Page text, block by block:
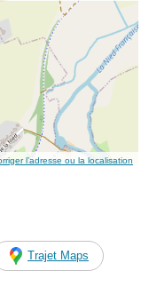
l’adresse ou la localisation
Trajet Maps